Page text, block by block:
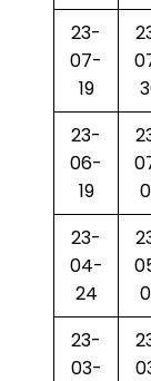
23-
07-
19
23-
06-
19
23-
04-
24
23-
03-